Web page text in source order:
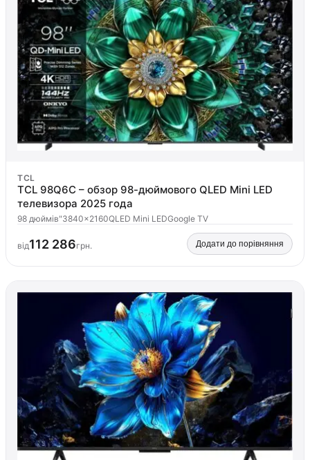
TCL
TCL 98Q6C – обзор 98-дюймового QLED Mini LED
телевизора 2025 года
98 дюймів"3840×2160QLED Mini LEDGoogle TV
від112 286грн. Додати до порівняння